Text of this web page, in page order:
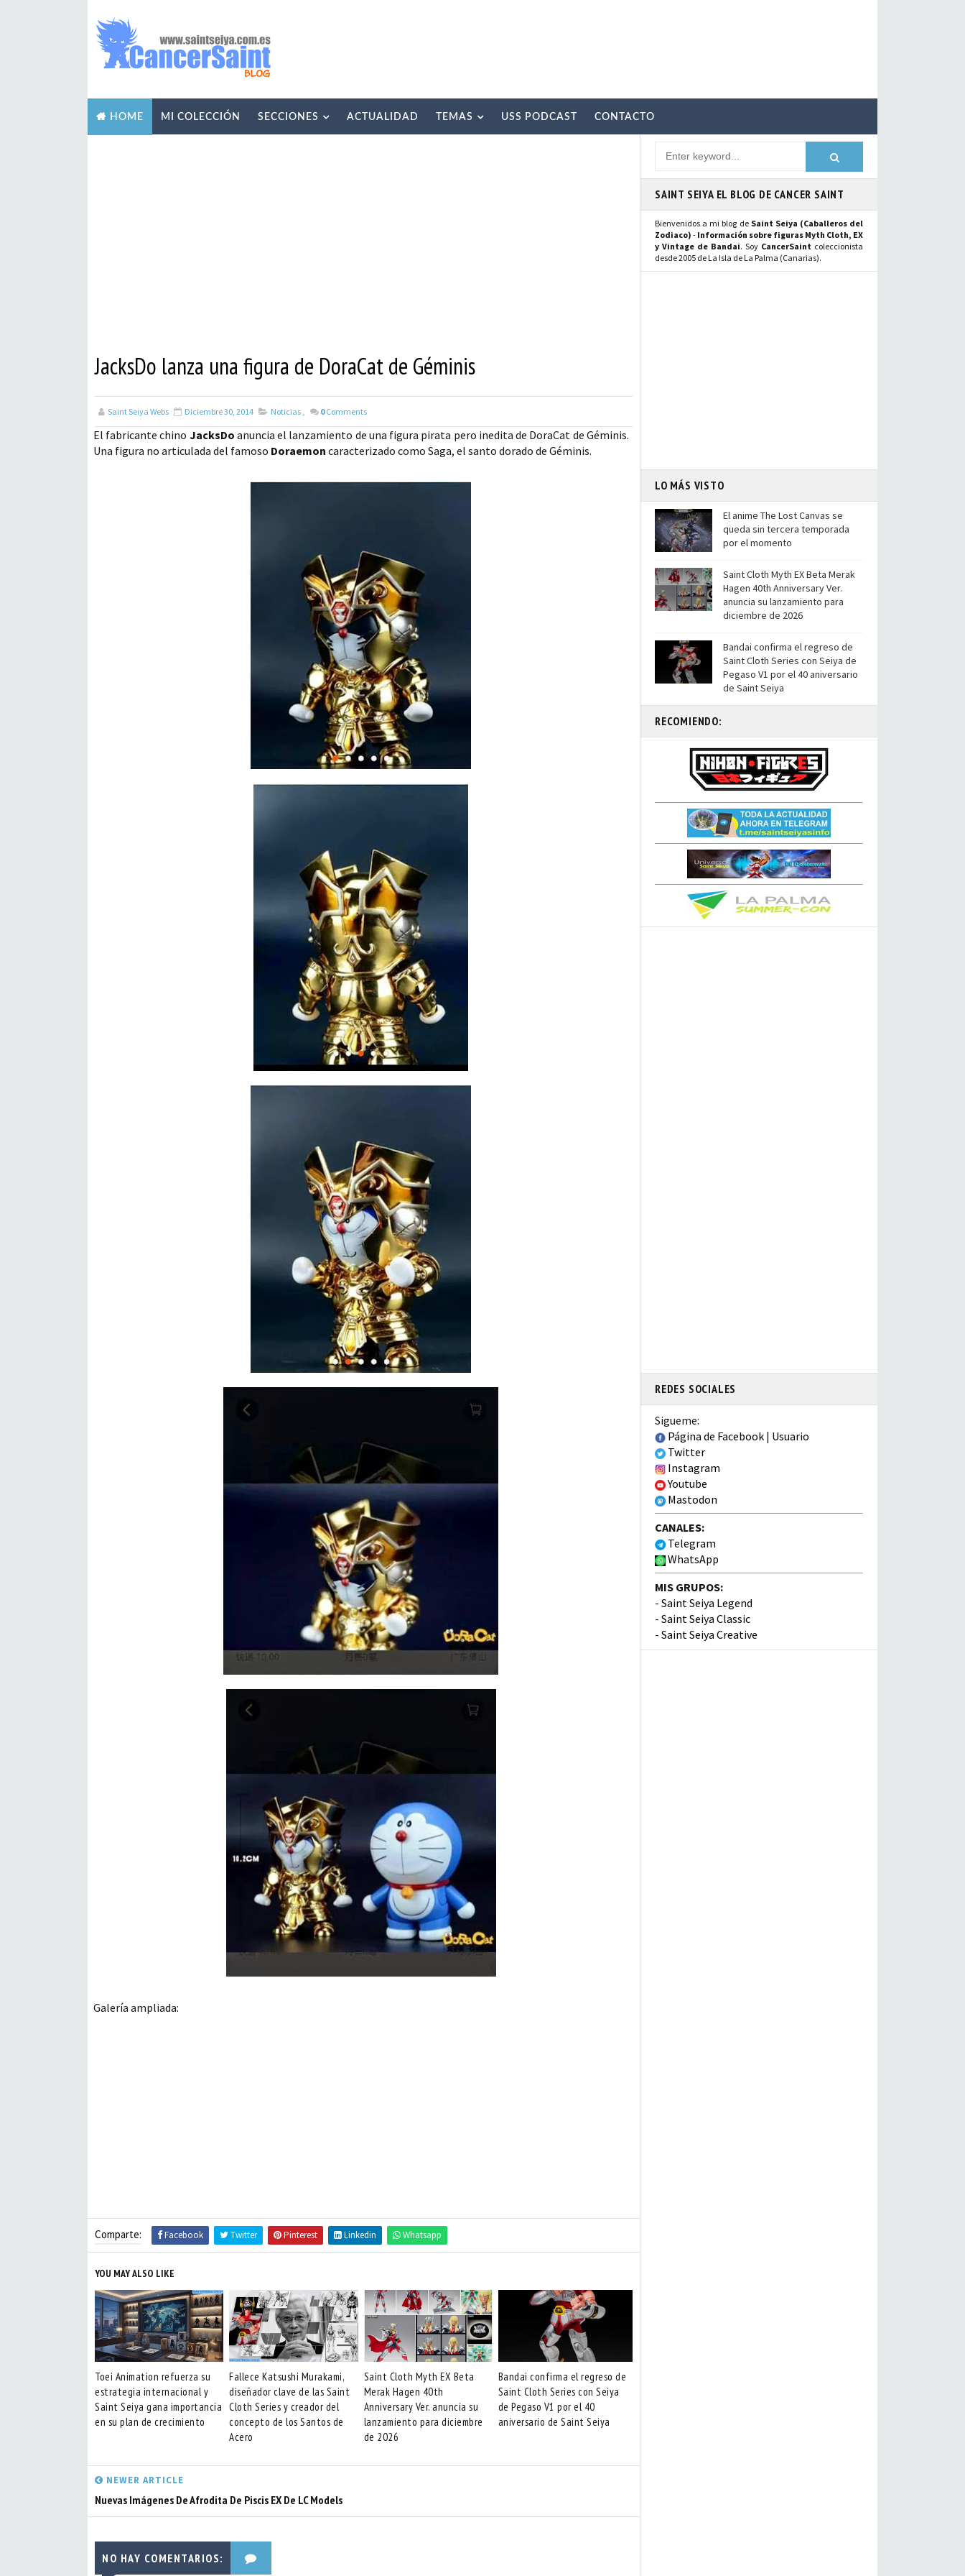
HOME MI COLECCIÓN SECCIONES ACTUALIDAD TEMAS USS PODCAST CONTACTO
JacksDo lanza una figura de DoraCat de Géminis
Saint Seiya Webs Diciembre 30, 2014 Noticias , 0 Comments
El fabricante chino JacksDo anuncia el lanzamiento de una figura pirata pero inedita de DoraCat de Géminis.
Una figura no articulada del famoso Doraemon caracterizado como Saga, el santo dorado de Géminis.
Galería ampliada:
Comparte: Facebook Twitter Pinterest Linkedin Whatsapp
YOU MAY ALSO LIKE
Toei Animation refuerza su
estrategia internacional y
Saint Seiya gana importancia
en su plan de crecimiento
Fallece Katsushi Murakami,
diseñador clave de las Saint
Cloth Series y creador del
concepto de los Santos de
Acero
Saint Cloth Myth EX Beta
Merak Hagen 40th
Anniversary Ver. anuncia su
lanzamiento para diciembre
de 2026
Bandai confirma el regreso de
Saint Cloth Series con Seiya
de Pegaso V1 por el 40
aniversario de Saint Seiya
NEWER ARTICLE
Nuevas Imágenes De Afrodita De Piscis EX De LC Models
NO HAY COMENTARIOS:
SAINT SEIYA EL BLOG DE CANCER SAINT
Bienvenidos a mi blog de Saint Seiya (Caballeros del
Zodiaco) - Información sobre figuras Myth Cloth, EX
y Vintage de Bandai. Soy CancerSaint coleccionista
desde 2005 de La Isla de La Palma (Canarias).
LO MÁS VISTO
El anime The Lost Canvas se
queda sin tercera temporada
por el momento
Saint Cloth Myth EX Beta Merak
Hagen 40th Anniversary Ver.
anuncia su lanzamiento para
diciembre de 2026
Bandai confirma el regreso de
Saint Cloth Series con Seiya de
Pegaso V1 por el 40 aniversario
de Saint Seiya
RECOMIENDO:
REDES SOCIALES
Sigueme:
Página de Facebook | Usuario
Twitter
Instagram
Youtube
Mastodon
CANALES:
Telegram
WhatsApp
MIS GRUPOS:
- Saint Seiya Legend
- Saint Seiya Classic
- Saint Seiya Creative